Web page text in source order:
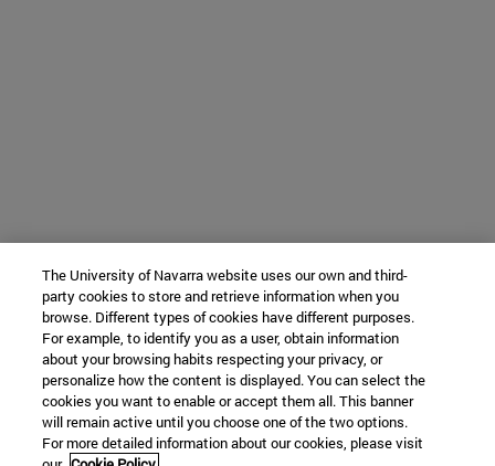
The University of Navarra website uses our own and third-
party cookies to store and retrieve information when you
browse. Different types of cookies have different purposes.
For example, to identify you as a user, obtain information
about your browsing habits respecting your privacy, or
personalize how the content is displayed. You can select the
cookies you want to enable or accept them all. This banner
will remain active until you choose one of the two options.
For more detailed information about our cookies, please visit